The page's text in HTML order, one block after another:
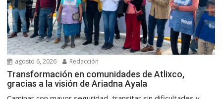
agosto 6, 2026 Redacción
Transformación en comunidades de Atlixco,
gracias a la visión de Ariadna Ayala